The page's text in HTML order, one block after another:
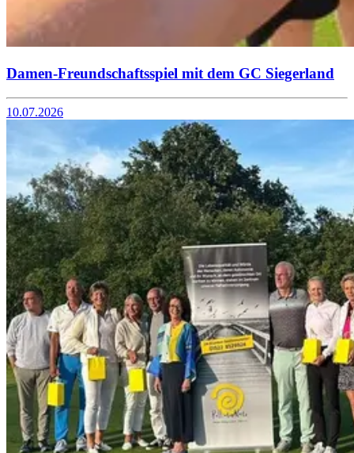
Damen-Freundschaftsspiel mit dem GC Siegerland
10.07.2026